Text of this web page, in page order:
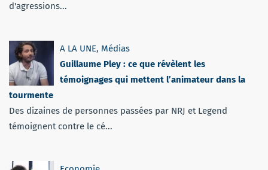
d'agressions...
A LA UNE, Médias
Guillaume Pley : ce que révèlent les
témoignages qui mettent l’animateur dans la
tourmente
Des dizaines de personnes passées par NRJ et Legend
témoignent contre le cé...